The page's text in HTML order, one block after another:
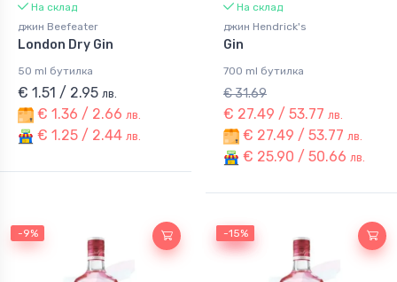
На склад
джин Beefeater
London Dry Gin
50 ml бутилка
€ 1.51 / 2.95 лв.
€ 1.36 / 2.66 лв.
€ 1.25 / 2.44 лв.
На склад
джин Hendrick's
Gin
700 ml бутилка
€ 31.69
€ 27.49 / 53.77 лв.
€ 27.49 / 53.77 лв.
€ 25.90 / 50.66 лв.
-9% -15%
-15%